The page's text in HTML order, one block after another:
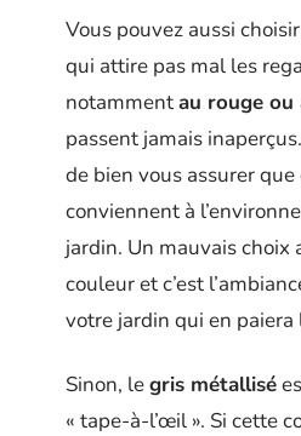
Vous pouvez aussi
qui attire pas mal les
notammentau rouge ou
passent jamais
de bien vous assurer
conviennent à
jardin. Un mauvais choix
couleur et c’est
votre jardin qui en paiera
Sinon, legris métallisé
« tape-à-l’œil ». Si cette